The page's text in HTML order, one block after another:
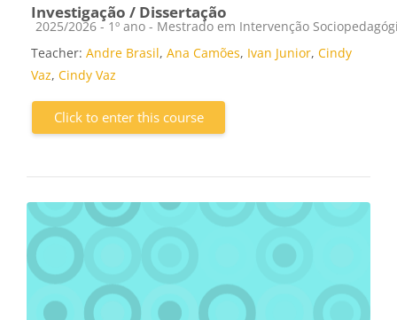
Investigação / Dissertação
Course category
2025/2026 - 1º ano - Mestrado em Intervenção
Teacher: Andre Brasil, Ana Camões, Ivan Junior, Cindy
Vaz, Cindy Vaz
Click to enter this course